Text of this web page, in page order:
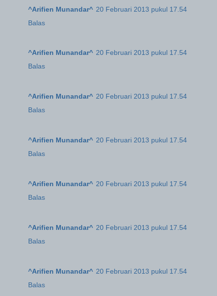
^Arifien Munandar^ 20 Februari 2013 pukul 17.54
Balas
^Arifien Munandar^ 20 Februari 2013 pukul 17.54
Balas
^Arifien Munandar^ 20 Februari 2013 pukul 17.54
Balas
^Arifien Munandar^ 20 Februari 2013 pukul 17.54
Balas
^Arifien Munandar^ 20 Februari 2013 pukul 17.54
Balas
^Arifien Munandar^ 20 Februari 2013 pukul 17.54
Balas
^Arifien Munandar^ 20 Februari 2013 pukul 17.54
Balas